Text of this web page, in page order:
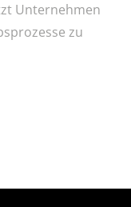
Unternehmen
zu